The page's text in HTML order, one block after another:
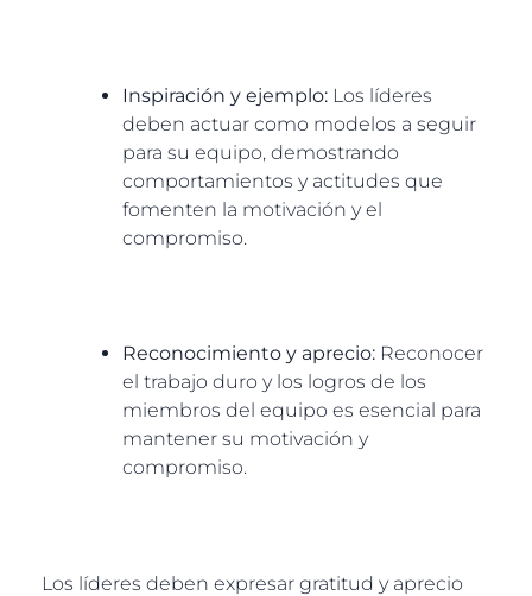
Inspiración y ejemplo: Los líderes
deben actuar como modelos a seguir
para su equipo, demostrando
comportamientos y actitudes que
fomenten la motivación y el
compromiso.
Reconocimiento y aprecio: Reconocer
el trabajo duro y los logros de los
miembros del equipo es esencial para
mantener su motivación y
compromiso.
Los líderes deben expresar gratitud y aprecio